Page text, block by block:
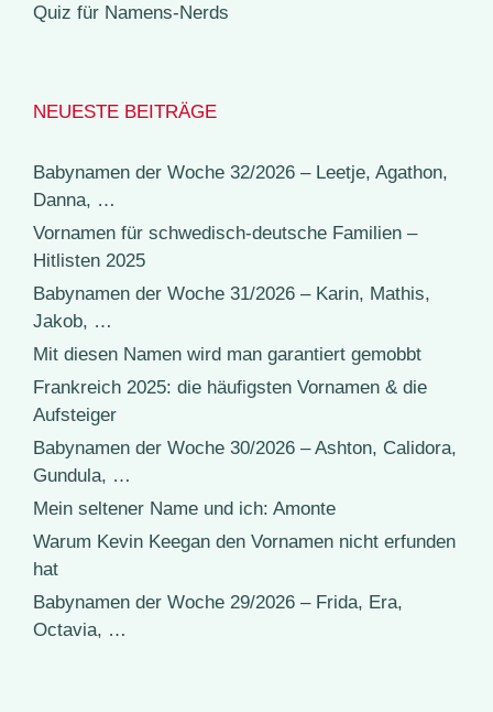
Quiz für Namens-Nerds
NEUESTE BEITRÄGE
Babynamen der Woche 32/2026 – Leetje, Agathon,
Danna, …
Vornamen für schwedisch-deutsche Familien –
Hitlisten 2025
Babynamen der Woche 31/2026 – Karin, Mathis,
Jakob, …
Mit diesen Namen wird man garantiert gemobbt
Frankreich 2025: die häufigsten Vornamen & die
Aufsteiger
Babynamen der Woche 30/2026 – Ashton, Calidora,
Gundula, …
Mein seltener Name und ich: Amonte
Warum Kevin Keegan den Vornamen nicht erfunden
hat
Babynamen der Woche 29/2026 – Frida, Era,
Octavia, …